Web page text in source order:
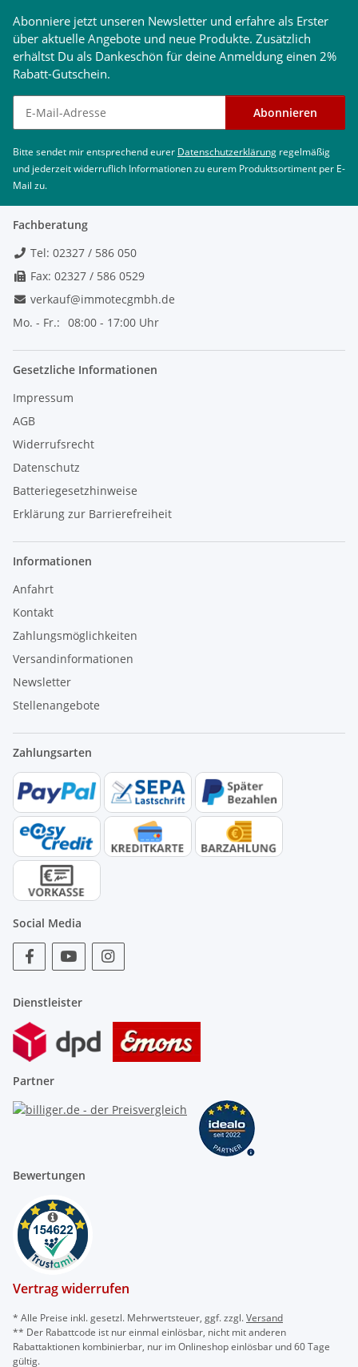
Abonniere jetzt unseren Newsletter und erfahre als Erster
über aktuelle Angebote und neue Produkte. Zusätzlich
erhältst Du als Dankeschön für deine Anmeldung einen 2%
Rabatt-Gutschein.
Newsletter abonnieren Abonnieren
Bitte sendet mir entsprechend eurer Datenschutzerklärung regelmäßig
und jederzeit widerruflich Informationen zu eurem Produktsortiment per E-
Mail zu.
Fachberatung
Tel: 02327 / 586 050
Fax: 02327 / 586 0529
verkauf@immotecgmbh.de
Mo. - Fr.: 08:00 - 17:00 Uhr
Gesetzliche Informationen
Impressum
AGB
Widerrufsrecht
Datenschutz
Batteriegesetzhinweise
Erklärung zur Barrierefreiheit
Informationen
Anfahrt
Kontakt
Zahlungsmöglichkeiten
Versandinformationen
Newsletter
Stellenangebote
Zahlungsarten
Social Media
Dienstleister
Partner
Bewertungen
Vertrag widerrufen
* Alle Preise inkl. gesetzl. Mehrwertsteuer, ggf. zzgl.Versand
** Der Rabattcode ist nur einmal einlösbar, nicht mit anderen
Rabattaktionen kombinierbar, nur im Onlineshop einlösbar und 60 Tage
gültig.